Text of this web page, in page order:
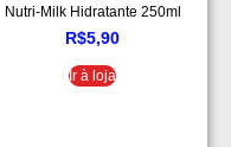
Nutri-Milk Hidratante 250ml
R$5,90
Ir à loja